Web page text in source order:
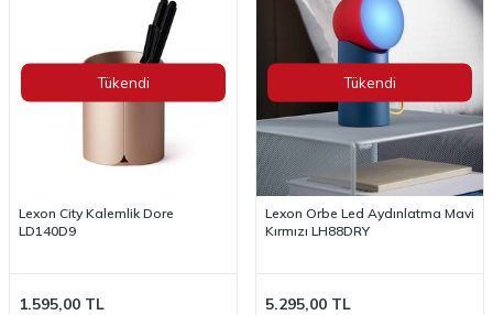
Tükendi
Lexon City Kalemlik Dore
LD140D9
1.595,00 TL
Tükendi
Lexon Orbe Led Aydınlatma Mavi
Kırmızı LH88DRY
5.295,00 TL